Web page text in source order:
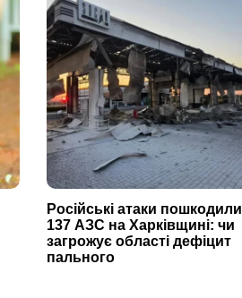
Російські атаки пошкодили
137 АЗС на Харківщині: чи
загрожує області дефіцит
пального